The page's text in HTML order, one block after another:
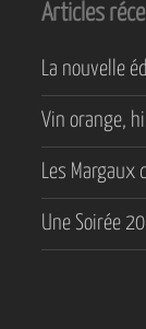
Articles
La nouvelle
Vin orange,
Les Margaux
Une Soirée